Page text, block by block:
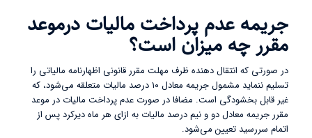
جریمه عدم پرداخت مالیات درموعد
مقرر چه میزان است؟
در صورتی که انتقال دهنده ظرف مهلت مقرر قانونی اظهارنامه مالیاتی را
تسلیم ننماید مشمول جریمه‌ معادل ۱۰ درصد مالیات متعلقه می‌شود، که
غیر قابل بخشودگی است. مضافا در صورت عدم پرداخت مالیات در موعد
مقرر جریمه معادل دو و نیم درصد مالیات به ازای هر ماه دیرکرد پس از
اتمام سررسید تعیین می‌شود.